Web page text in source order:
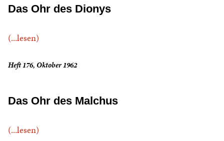
Das Ohr des Dionys
(...lesen)
Heft 176, Oktober 1962
Das Ohr des Malchus
(...lesen)